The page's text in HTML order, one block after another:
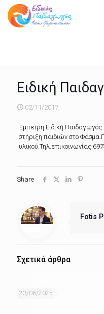
Ειδική
02/11/2017
Έμπειρη Ειδική
στήριξη παιδιών στο
Share
Fotis
Σχετικά άρθρα
23/06/2025